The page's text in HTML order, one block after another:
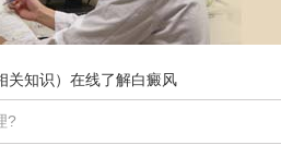
关知识）在线了解白癜风